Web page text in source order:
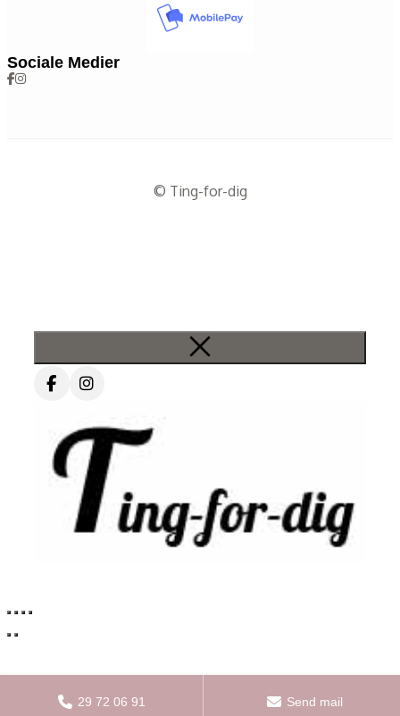
Sociale Medier
© Ting-for-dig
29 72 06 91 Send mail